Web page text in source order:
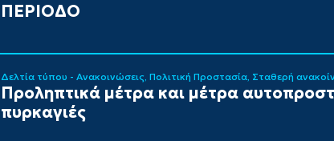
ΠΕΡΙΟΔΟ
Δελτία τύπου - Ανακοινώσεις Πολιτική Προστασία Σταθερή
Προληπτικά μέτρα και μέτρα
πυρκαγιές